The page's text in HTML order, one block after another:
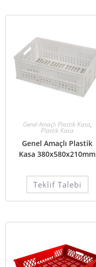
Genel Amaçlı Plastik Kasa,
Plastik Kasa
Genel Amaçlı Plastik
Kasa 380x580x210mm
Teklif Talebi